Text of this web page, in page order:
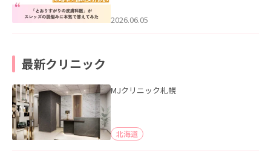
2026.06.05
最新クリニック
MJクリニック札幌
北海道